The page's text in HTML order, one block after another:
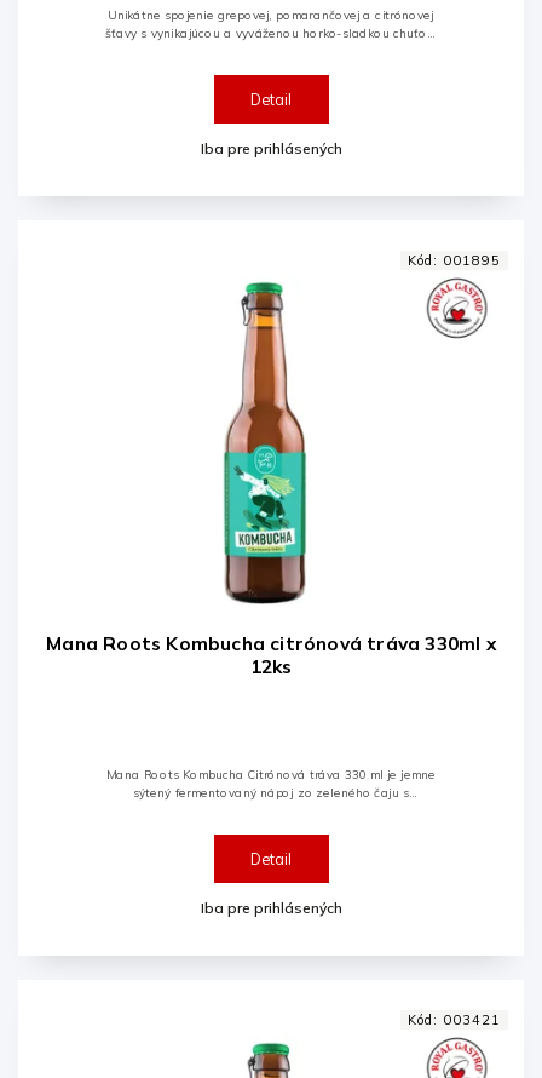
Iba pre prihlásených
Detail
Unikátne spojenie grepovej, pomarančovej a citrónovej
šťavy s vynikajúcou a vyváženou horko-sladkou chuťou.
Mana Roots Kombucha citrónová tráva 330ml x
12ks
Iba pre prihlásených
Detail
Mana Roots Kombucha Citrónová tráva 330 ml je jemne
sýtený fermentovaný nápoj zo zeleného čaju s
Kód: 001895
Kód: 003421